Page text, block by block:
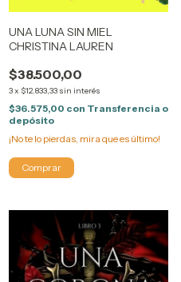
UNA LUNA SIN MIEL
CHRISTINA LAUREN
$38.500,00
3x $12.833,33 sin interés
$36.575,00 con Transferencia o
depósito
¡No te lo pierdas, mira que es último!